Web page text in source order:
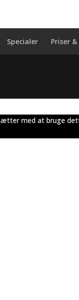
Specialer Priser
med at bruge